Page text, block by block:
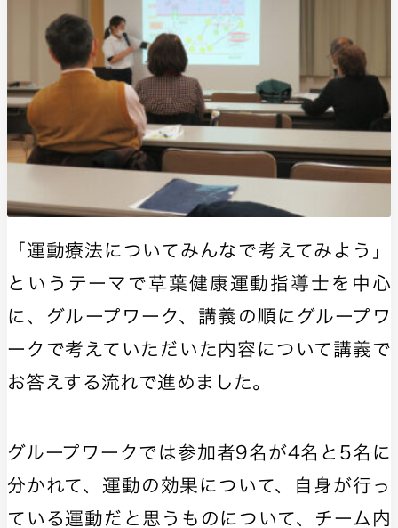
「運動療法についてみんなで考えてみよう」
というテーマで 草葉健康運動指導士 を中心
に、グループワーク、講義の順にグループワ
ークで考えていただいた内容について講義で
お答えする流れで進めました。
グループワークでは参加者9名が4名と5名に
分かれて、運動の効果について、自身が行っ
ている運動だと思うものについて、チーム内